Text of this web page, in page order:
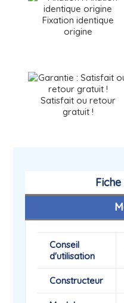
Fixation identique
origine
Satisfait ou retour
gratuit !
Conseil
d'utilisation
Constructeur